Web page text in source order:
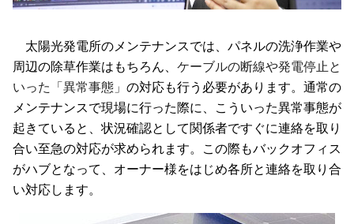
太陽光発電所のメンテナンスでは、パネルの洗浄作業や
周辺の除草作業はもちろん、 ケーブルの断線や発電停止と
いった「異常事態」 の対応も行う必要があります。通常の
メンテナンスで現場に行った際に、こういった異常事態が
起きていると、状況確認として関係者ですぐに連絡を取り
合い至急の対応が求められます。この際もバックオフィス
がハブとなって、オーナー様をはじめ各所と連絡を取り合
い対応します。